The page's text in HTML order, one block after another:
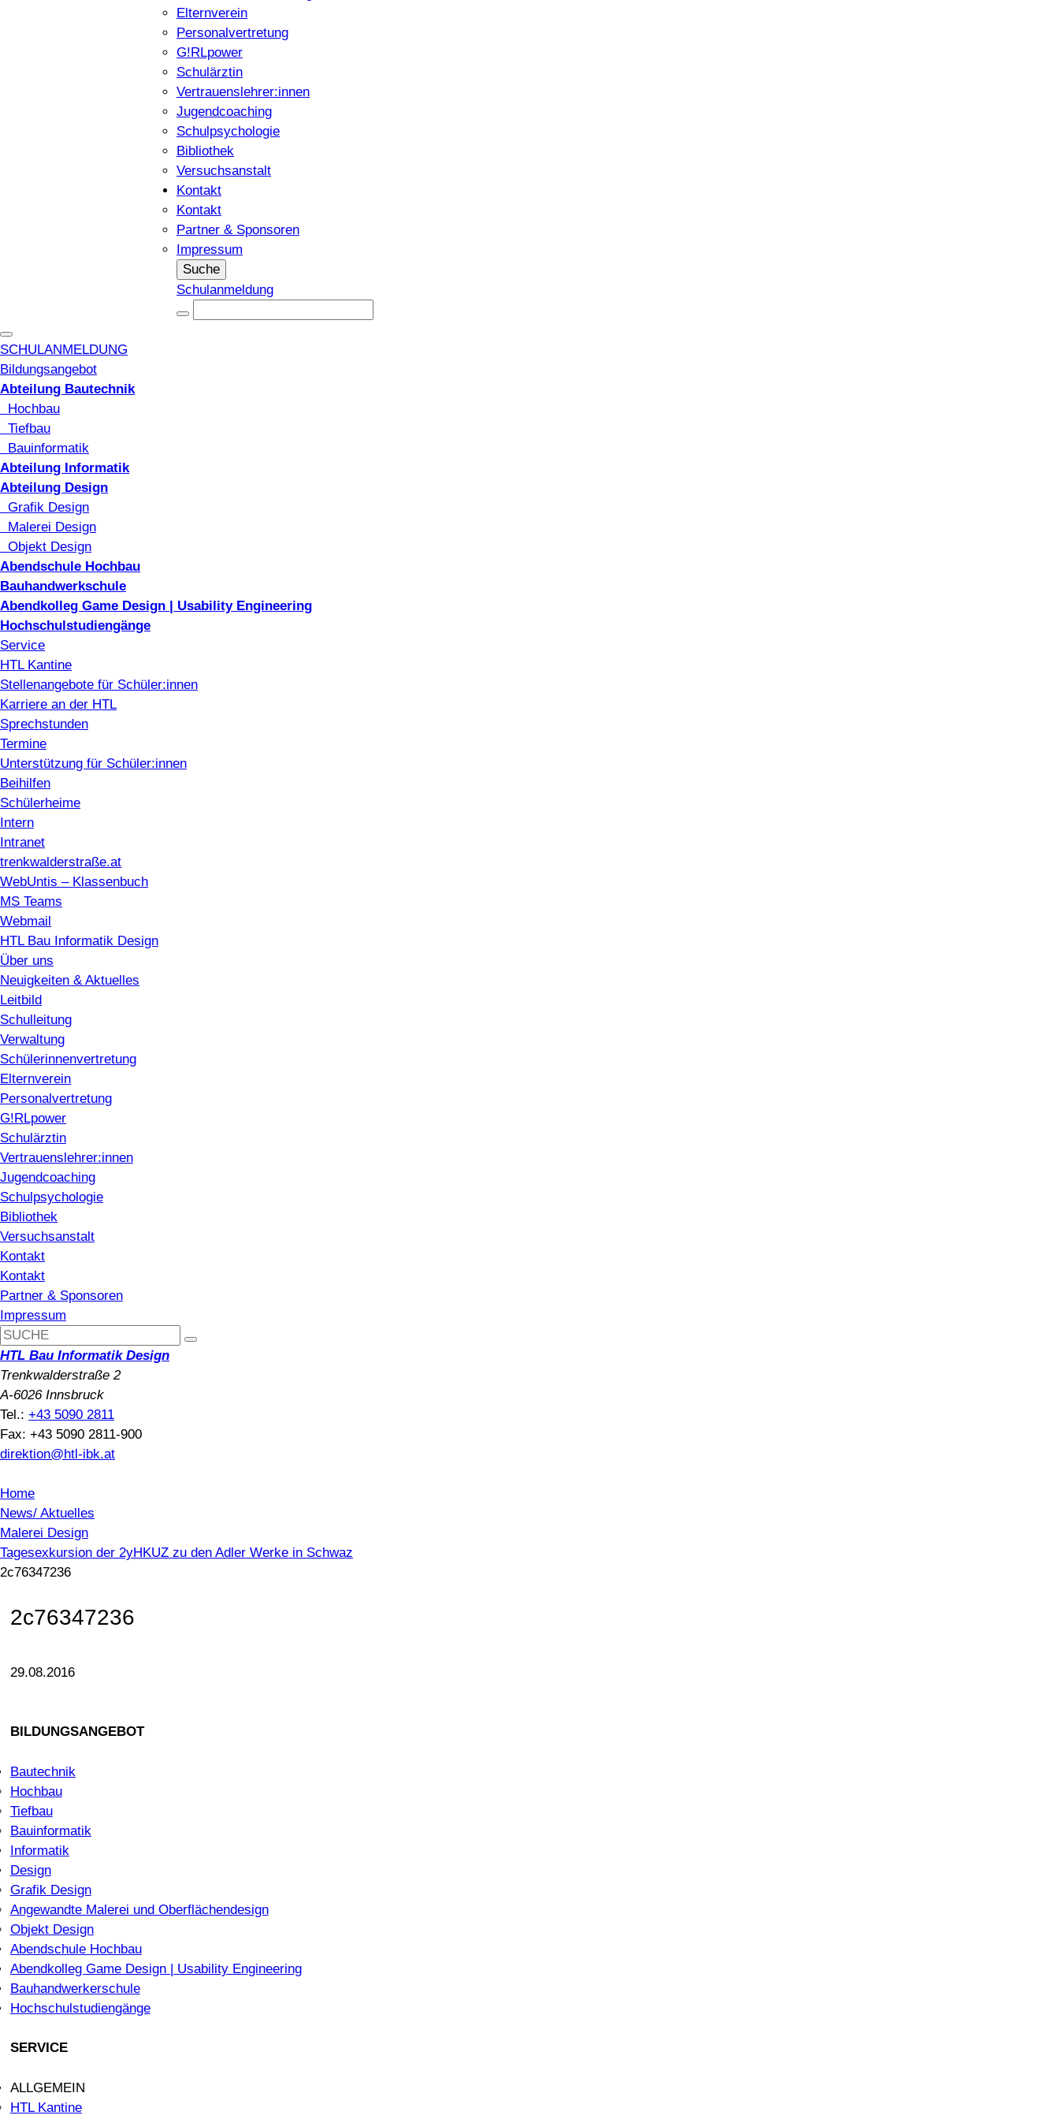
Elternverein
Personalvertretung
G!RLpower
Schulärztin
Vertrauenslehrer:innen
Jugendcoaching
Schulpsychologie
Bibliothek
Versuchsanstalt
Kontakt
Kontakt
Partner & Sponsoren
Impressum
Suche
Schulanmeldung
SCHULANMELDUNG
Bildungsangebot
Abteilung Bautechnik
Hochbau
Tiefbau
Bauinformatik
Abteilung Informatik
Abteilung Design
Grafik Design
Malerei Design
Objekt Design
Abendschule Hochbau
Bauhandwerkschule
Abendkolleg Game Design | Usability Engineering
Hochschulstudiengänge
Service
HTL Kantine
Stellenangebote für Schüler:innen
Karriere an der HTL
Sprechstunden
Termine
Unterstützung für Schüler:innen
Beihilfen
Schülerheime
Intern
Intranet
trenkwalderstraße.at
WebUntis – Klassenbuch
MS Teams
Webmail
HTL Bau Informatik Design
Über uns
Neuigkeiten & Aktuelles
Leitbild
Schulleitung
Verwaltung
Schülerinnenvertretung
Elternverein
Personalvertretung
G!RLpower
Schulärztin
Vertrauenslehrer:innen
Jugendcoaching
Schulpsychologie
Bibliothek
Versuchsanstalt
Kontakt
Kontakt
Partner & Sponsoren
Impressum
HTL Bau Informatik Design
Trenkwalderstraße 2
A-6026 Innsbruck
Tel.: +43 5090 2811
Fax: +43 5090 2811-900
direktion@htl-ibk.at
Home
News/ Aktuelles
Malerei Design
Tagesexkursion der 2yHKUZ zu den Adler Werke in Schwaz
2c76347236
2c76347236
29.08.2016
BILDUNGSANGEBOT
Bautechnik
Hochbau
Tiefbau
Bauinformatik
Informatik
Design
Grafik Design
Angewandte Malerei und Oberflächendesign
Objekt Design
Abendschule Hochbau
Abendkolleg Game Design | Usability Engineering
Bauhandwerkerschule
Hochschulstudiengänge
SERVICE
ALLGEMEIN
HTL Kantine